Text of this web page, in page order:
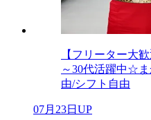
【フリーター大
～30代活躍中☆
由/シフト自由
07月23日UP